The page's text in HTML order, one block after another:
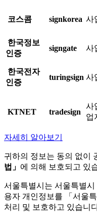
코스콤 signkorea 사
한국정보
인증
signgate 사
한국전자
인증
turingsign 사
KTNET tradesign
사
업
자세히 알아보기
귀하의 정보는 동의 없이
법」 에 의해 보호되고 있
서울특별시는 서울특별
용자 개인정보를 「서울
처리 및 보호하고 있습니